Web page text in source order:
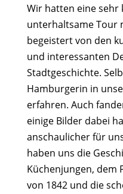
Wir hatten eine sehr
unterhaltsame Tour
begeistert von den
und interessanten
Stadtgeschichte.
Hamburgerin in
erfahren. Auch
einige Bilder dabei
anschaulicher für
haben uns die
Küchenjungen, dem
von 1842 und die